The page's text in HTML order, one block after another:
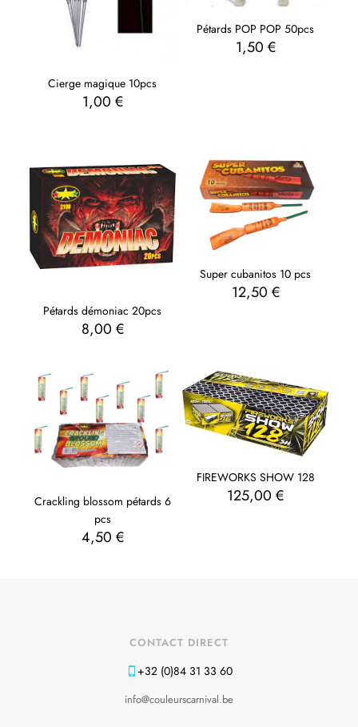
Cierge magique 10pcs
1,00 €
Pétards POP POP 50pcs
1,50 €
Pétards démoniac 20pcs
8,00 €
Super cubanitos 10 pcs
12,50 €
Crackling blossom pétards 6
pcs
4,50 €
FIREWORKS SHOW 128
125,00 €
CONTACT DIRECT
+32 (0)84 31 33 60
info@couleurscarnival.be